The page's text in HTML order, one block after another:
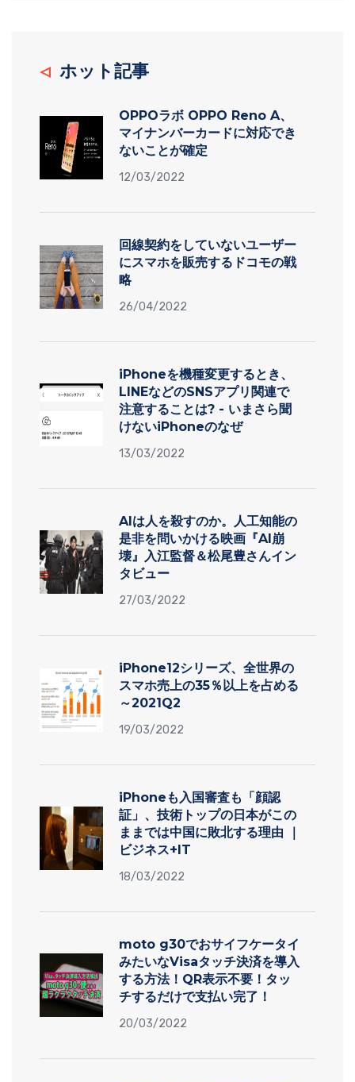
ホット記事
OPPOラボ OPPO Reno A、
マイナンバーカードに対応でき
ないことが確定
12/03/2022
回線契約をしていないユーザー
にスマホを販売するドコモの戦
略
26/04/2022
iPhoneを機種変更するとき、
LINEなどのSNSアプリ関連で
注意することは? - いまさら聞
けないiPhoneのなぜ
13/03/2022
AIは人を殺すのか。人工知能の
是非を問いかける映画『AI崩
壊』入江監督＆松尾豊さんイン
タビュー
27/03/2022
iPhone12シリーズ、全世界の
スマホ売上の35％以上を占める
～2021Q2
19/03/2022
iPhoneも入国審査も「顔認
証」、技術トップの日本がこの
ままでは中国に敗北する理由 ｜
ビジネス+IT
18/03/2022
moto g30でおサイフケータイ
みたいなVisaタッチ決済を導入
する方法！QR表示不要！タッ
チするだけで支払い完了！
20/03/2022